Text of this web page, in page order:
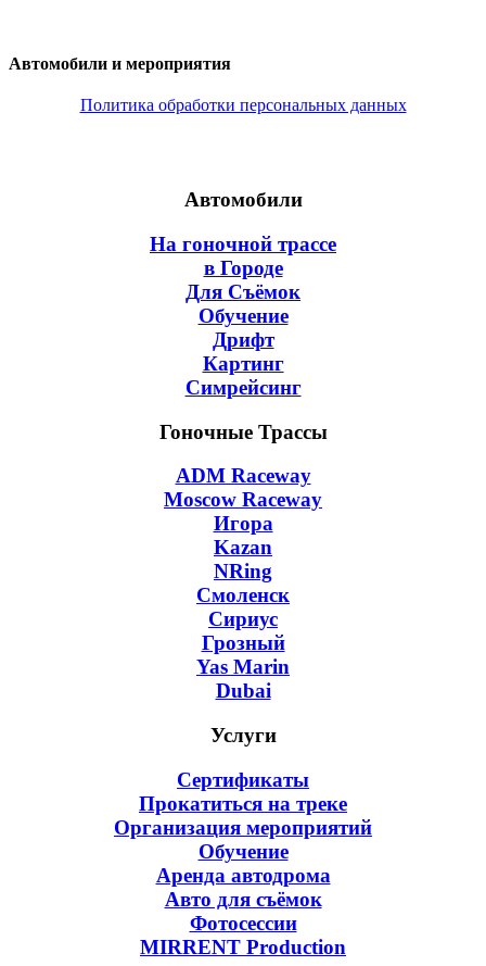
Автомобили и мероприятия
Политика обработки персональных данных
Автомобили
На гоночной трассе
в Городе
Для Съёмок
Обучение
Дрифт
Картинг
Симрейсинг
Гоночные Трассы
ADM Raceway
Moscow Raceway
Игора
Kazan
NRing
Смоленск
Сириус
Грозный
Yas Marin
Dubai
Услуги
Сертификаты
Прокатиться на треке
Организация мероприятий
Обучение
Аренда автодрома
Авто для съёмок
Фотосессии
MIRRENT Production